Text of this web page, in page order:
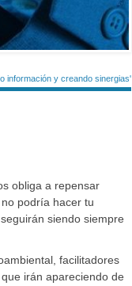
información y creando sinergias'
obliga a repensar
podría hacer tu
siendo siempre
facilitadores
irán apareciendo de